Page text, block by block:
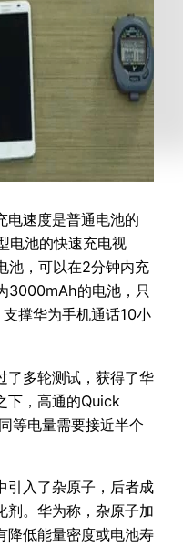
电速度是普通电池的
电池的快速充电视
池，可以在2分钟内充
3000mAh的电池，只
撑华为手机通话10小
了多轮测试，获得了华
下，高通的Quick
等电量需要接近半个
引入了杂原子，后者成
剂。华为称，杂原子加
降低能量密度或电池寿